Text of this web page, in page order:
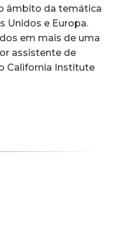
âmbito da temática
Unidos e Europa.
em mais de uma
assisten­te de
California Institute